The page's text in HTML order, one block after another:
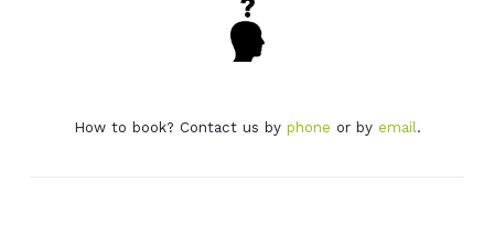
How to book? Contact us by phone or by email.